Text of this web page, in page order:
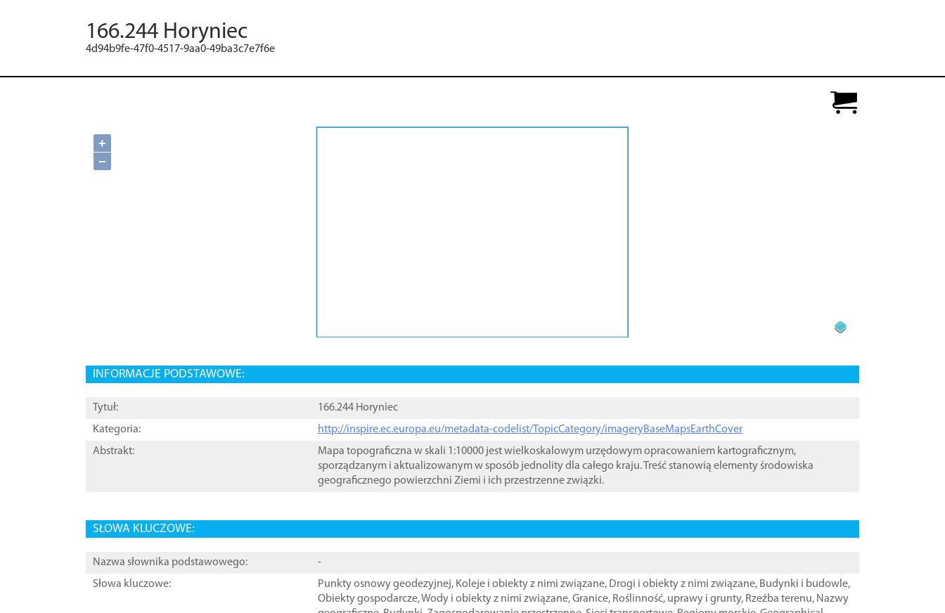
166.244 Horyniec
4d94b9fe-47f0-4517-9aa0-49ba3c7e7f6e
+
−
INFORMACJE PODSTAWOWE:
Tytuł:
166.244 Horyniec
Kategoria:
http://inspire.ec.europa.eu/metadata-codelist/TopicCategory/imageryBaseMapsEarthCover
Abstrakt:
Mapa topograficzna w skali 1:10000 jest wielkoskalowym urzędowym opracowaniem kartograficznym,
sporządzanym i aktualizowanym w sposób jednolity dla całego kraju. Treść stanowią elementy środowiska
geograficznego powierzchni Ziemi i ich przestrzenne związki.
SŁOWA KLUCZOWE:
Nazwa słownika podstawowego:
-
Słowa kluczowe:
Punkty osnowy geodezyjnej, Koleje i obiekty z nimi związane, Drogi i obiekty z nimi związane, Budynki i budowle,
Obiekty gospodarcze,Wody i obiekty z nimi związane,Granice, Roślinność, uprawy i grunty, Rzeźba terenu, Nazwy